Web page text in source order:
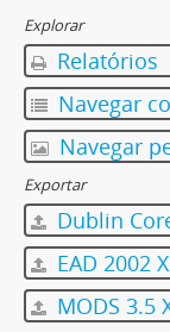
Explorar
Relatórios
Navegar
Navegar
Exportar
Dublin
EAD 2002
MODS 3.5